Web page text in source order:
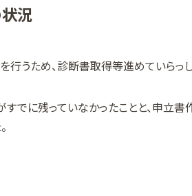
況
うため、診断書取得等進めていらっ
すでに残っていなかったことと、申立